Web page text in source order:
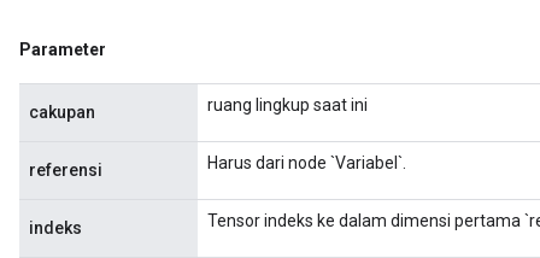
Parameter
cakupan ruang lingkup saat ini
referensi Harus dari node `Variabel`.
indeks Tensor indeks ke dalam dimensi pertama